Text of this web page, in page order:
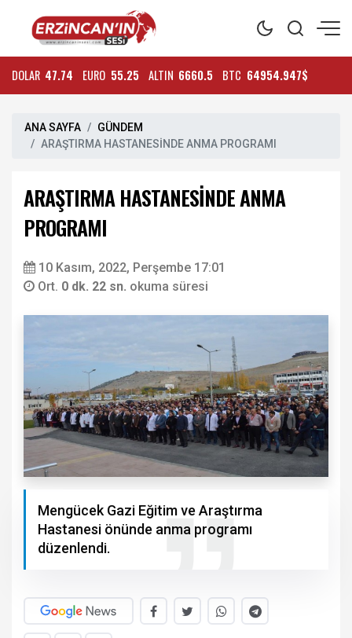
DOLAR 47.74 EURO 55.25 ALTIN 6660.5 BTC 64954.947$
ANA SAYFA
GÜNDEM
ARAŞTIRMA HASTANESİNDE ANMA PROGRAMI
ARAŞTIRMA HASTANESİNDE ANMA
PROGRAMI
10 Kasım, 2022, Perşembe 17:01
Ort. 0 dk. 22 sn. okuma süresi
Mengücek Gazi Eğitim ve Araştırma
Hastanesi önünde anma programı
düzenlendi.